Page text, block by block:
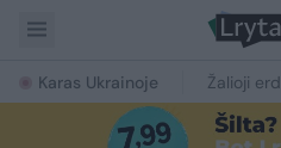
Karas Ukrainoje Žalioji